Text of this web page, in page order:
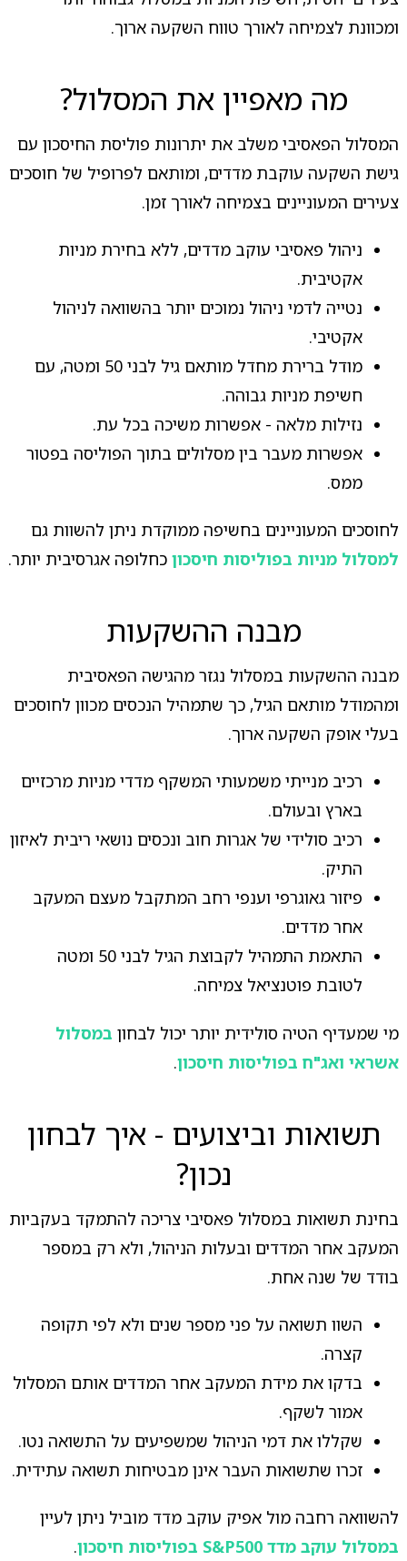
ומכוונת לצמיחה לאורך טווח השקעה ארוך.
מה מאפיין את המסלול?
המסלול הפאסיבי משלב את יתרונות פוליסת החיסכון עם
גישת השקעה עוקבת מדדים, ומותאם לפרופיל של חוסכים
צעירים המעוניינים בצמיחה לאורך זמן.
ניהול פאסיבי עוקב מדדים, ללא בחירת מניות
אקטיבית.
נטייה לדמי ניהול נמוכים יותר בהשוואה לניהול
אקטיבי.
מודל ברירת מחדל מותאם גיל לבני 50 ומטה, עם
חשיפת מניות גבוהה.
נזילות מלאה - אפשרות משיכה בכל עת.
אפשרות מעבר בין מסלולים בתוך הפוליסה בפטור
ממס.
לחוסכים המעוניינים בחשיפה ממוקדת ניתן להשוות גם
למסלול מניות בפוליסות חיסכוןכחלופה אגרסיבית יותר.
מבנה ההשקעות
מבנה ההשקעות במסלול נגזר מהגישה הפאסיבית
ומהמודל מותאם הגיל, כך שתמהיל הנכסים מכוון לחוסכים
בעלי אופק השקעה ארוך.
רכיב מנייתי משמעותי המשקף מדדי מניות מרכזיים
בארץ ובעולם.
רכיב סולידי של אגרות חוב ונכסים נושאי ריבית לאיזון
התיק.
פיזור גאוגרפי וענפי רחב המתקבל מעצם המעקב
אחר מדדים.
התאמת התמהיל לקבוצת הגיל לבני 50 ומטה
לטובת פוטנציאל צמיחה.
מי שמעדיף הטיה סולידית יותר יכול לבחון במסלול
אשראי ואג"ח בפוליסות חיסכון.
תשואות וביצועים - איך לבחון
נכון?
בחינת תשואות במסלול פאסיבי צריכה להתמקד בעקביות
המעקב אחר המדדים ובעלות הניהול, ולא רק במספר
בודד של שנה אחת.
השוו תשואה על פני מספר שנים ולא לפי תקופה
קצרה.
בדקו את מידת המעקב אחר המדדים אותם המסלול
אמור לשקף.
שקללו את דמי הניהול שמשפיעים על התשואה נטו.
זכרו שתשואות העבר אינן מבטיחות תשואה עתידית.
להשוואה רחבה מול אפיק עוקב מדד מוביל ניתן לעיין
במסלול עוקב מדד S&P500 בפוליסות חיסכון
.